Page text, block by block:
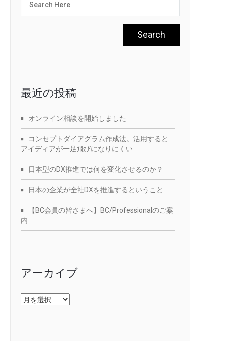
最近の投稿
オンライン相談を開始しました
コンセプトダイアグラム作成法。活用すると
アイディアが一足飛びになりにくい
日本型のDX推進では何を変化させるのか？
日本の企業が全社DXを推進するということ
【BC会員の皆さまへ】BC/Professionalのご案
内
アーカイブ
ア
ー